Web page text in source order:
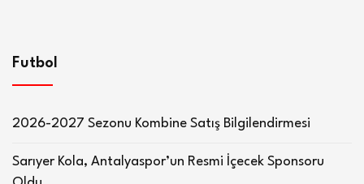
Futbol
2026-2027 Sezonu Kombine Satış Bilgilendirmesi
Sarıyer Kola, Antalyaspor’un Resmi İçecek Sponsoru